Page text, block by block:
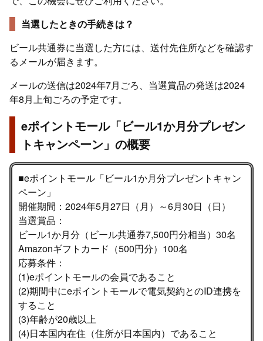
当選したときの手続きは？
ビール共通券に当選した方には、送付先住所などを確認す
るメールが届きます。
メールの送信は2024年7月ごろ、当選賞品の発送は2024
年8月上旬ごろの予定です。
eポイントモール「ビール1か月分プレゼン
トキャンペーン」の概要
■eポイントモール「ビール1か月分プレゼントキャン
ペーン」
開催期間：2024年5月27日（月）～6月30日（日）
当選賞品：
ビール1か月分（ビール共通券7,500円分相当）30名
Amazonギフトカード（500円分）100名
応募条件：
(1)eポイントモールの会員であること
(2)期間中にeポイントモールで電気契約とのID連携を
すること
(3)年齢が20歳以上
(4)日本国内在住（住所が日本国内）であること